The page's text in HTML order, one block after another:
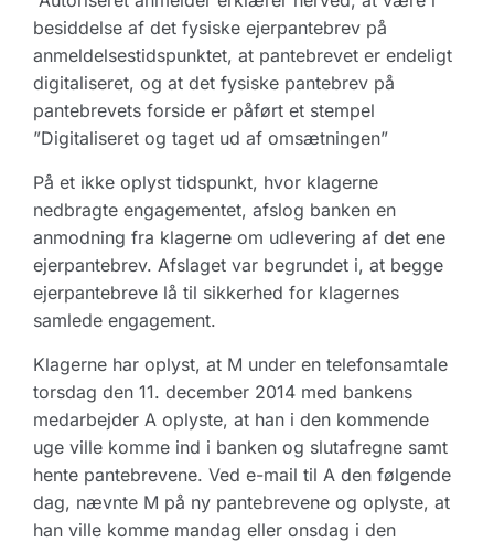
besiddelse af det fysiske ejerpantebrev på
anmeldelsestidspunktet, at pantebrevet er endeligt
digitaliseret, og at det fysiske pantebrev på
pantebrevets forside er påført et stempel
”Digitaliseret og taget ud af omsætningen”
På et ikke oplyst tidspunkt, hvor klagerne
nedbragte engagementet, afslog banken en
anmodning fra klagerne om udlevering af det ene
ejerpantebrev. Afslaget var begrundet i, at begge
ejerpantebreve lå til sikkerhed for klagernes
samlede engagement.
Klagerne har oplyst, at M under en telefonsamtale
torsdag den 11. december 2014 med bankens
medarbejder A oplyste, at han i den kommende
uge ville komme ind i banken og slutafregne samt
hente pantebrevene. Ved e-mail til A den følgende
dag, nævnte M på ny pantebrevene og oplyste, at
han ville komme mandag eller onsdag i den